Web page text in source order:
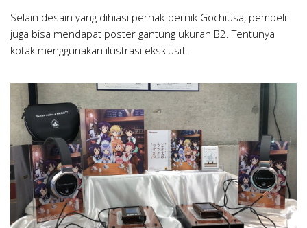
Selain desain yang dihiasi pernak-pernik Gochiusa, pembeli
juga bisa mendapat poster gantung ukuran B2. Tentunya
kotak menggunakan ilustrasi eksklusif.